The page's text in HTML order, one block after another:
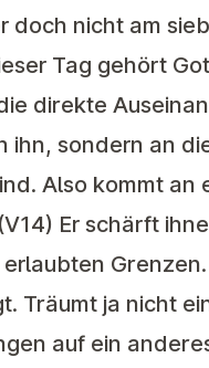
doch nicht am
Tag gehört
direkte
ihn, sondern an
Also kommt an
Er schärft
Träumt ja nicht
auf ein